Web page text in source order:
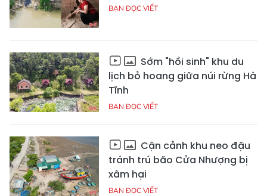
BẠN ĐỌC VIẾT
Sớm "hồi sinh" khu du
lịch bỏ hoang giữa núi rừng Hà
Tĩnh
BẠN ĐỌC VIẾT
Cận cảnh khu neo đậu
tránh trú bão Cửa Nhượng bị
xâm hại
BẠN ĐỌC VIẾT